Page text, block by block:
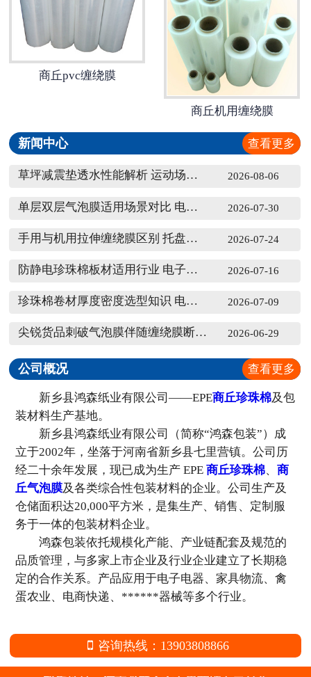
商丘pvc缠绕膜
商丘机用缠绕膜
新闻中心 查看更多
2026-08-06
草坪减震垫透水性能解析 运动场铺装选材采购要点
2026-07-30
单层双层气泡膜适用场景对比 电商小件缓冲采购
2026-07-24
手用与机用拉伸缠绕膜区别 托盘货物打包选材指南
2026-07-16
防静电珍珠棉板材适用行业 电子元器件批量采购要点
2026-07-09
珍珠棉卷材厚度密度选型知识 电子五金家具打包适配方案
2026-06-29
尖锐货品刺破气泡膜伴随缠绕膜断裂该如何整改打包流程
公司概况 查看更多
新乡县鸿森纸业有限公司——EPE商丘珍珠棉及包
装材料生产基地。
新乡县鸿森纸业有限公司（简称“鸿森包装”）成
立于2002年，坐落于河南省新乡县七里营镇。公司历
经二十余年发展，现已成为生产 EPE商丘珍珠棉、商
丘气泡膜及各类综合性包装材料的企业。公司生产及
仓储面积达20,000平方米，是集生产、销售、定制服
务于一体的包装材料企业。
鸿森包装依托规模化产能、产业链配套及规范的
品质管理，与多家上市企业及行业企业建立了长期稳
定的合作关系。产品应用于电子电器、家具物流、禽
蛋农业、电商快递、******器械等多个行业。
咨询热线：13903808866